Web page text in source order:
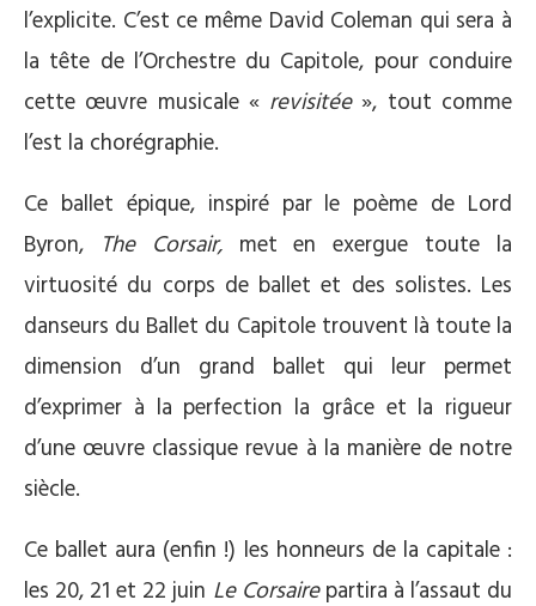
l’explicite. C’est ce même David Coleman qui sera à
la tête de l’Orchestre du Capitole, pour conduire
cette œuvre musicale « revisitée», tout comme
l’est la chorégraphie.
Ce ballet épique, inspiré par le poème de Lord
Byron, The Corsair,met en exergue toute la
virtuosité du corps de ballet et des solistes. Les
danseurs du Ballet du Capitole trouvent là toute la
dimension d’un grand ballet qui leur permet
d’exprimer à la perfection la grâce et la rigueur
d’une œuvre classique revue à la manière de notre
siècle.
Ce ballet aura (enfin !) les honneurs de la capitale :
les 20, 21 et 22 juin Le Corsairepartira à l’assaut du